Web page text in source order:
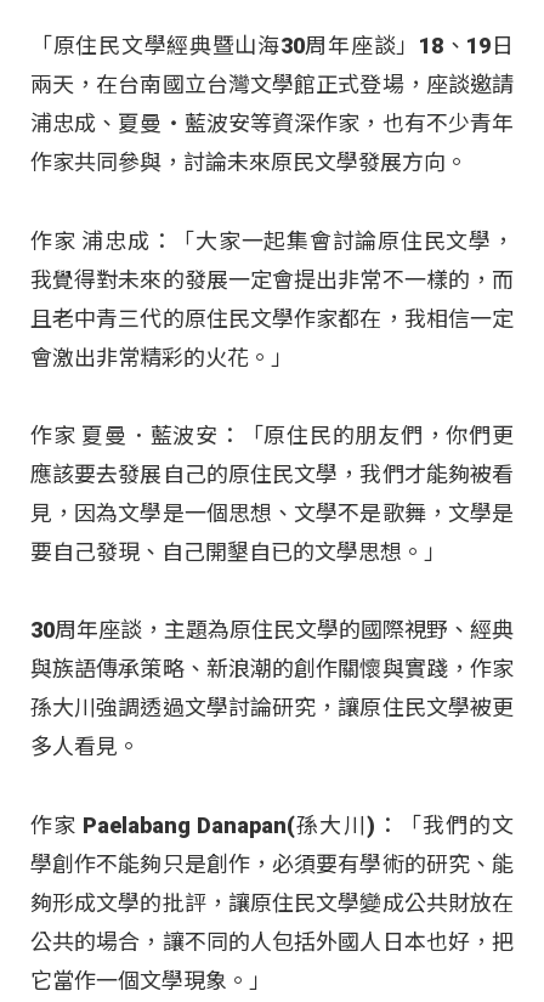
「原住民文學經典暨山海30周年座談」18、19日
兩天，在台南國立台灣文學館正式登場，座談邀請
浦忠成、夏曼‧藍波安等資深作家，也有不少青年
作家共同參與，討論未來原民文學發展方向。
作家 浦忠成：「大家一起集會討論原住民文學，
我覺得對未來的發展一定會提出非常不一樣的，而
且老中青三代的原住民文學作家都在，我相信一定
會激出非常精彩的火花。」
作家 夏曼．藍波安：「原住民的朋友們，你們更
應該要去發展自己的原住民文學，我們才能夠被看
見，因為文學是一個思想、文學不是歌舞，文學是
要自己發現、自己開墾自已的文學思想。」
30周年座談，主題為原住民文學的國際視野、經典
與族語傳承策略、新浪潮的創作關懷與實踐，作家
孫大川強調透過文學討論研究，讓原住民文學被更
多人看見。
作家 Paelabang Danapan(孫大川)：「我們的文
學創作不能夠只是創作，必須要有學術的研究、能
夠形成文學的批評，讓原住民文學變成公共財放在
公共的場合，讓不同的人包括外國人日本也好，把
它當作一個文學現象。」